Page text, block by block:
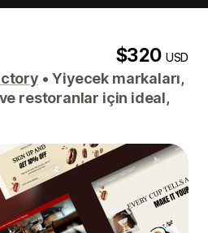
$320USD
• Yiyecek markaları,
restoranlar için ideal,